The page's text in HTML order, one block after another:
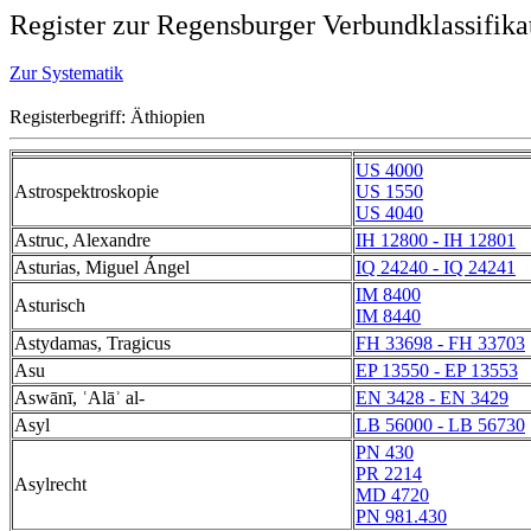
Register zur Regensburger
Zur Systematik
Registerbegriff: Äthiopien
Astrospektroskopie
US 4000
US 1550
US 4040
Astruc, Alexandre
IH 12800 - IH 12801
Asturias, Miguel Ángel
IQ 24240 - IQ 24241
Asturisch
IM 8400
IM 8440
Astydamas, Tragicus
FH 33698 - FH 33703
Asu
EP 13550 - EP 13553
Aswānī, ʿAlāʾ al-
EN 3428 - EN 3429
Asyl
LB 56000 - LB 56730
Asylrecht
PN 430
PR 2214
MD 4720
PN 981.430